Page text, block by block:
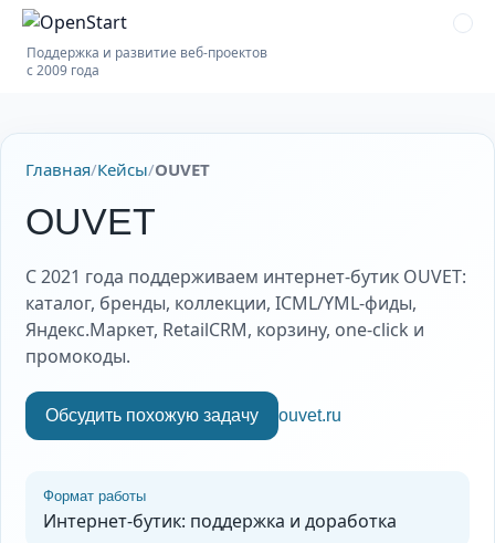
Поддержка и развитие веб-проектов
с 2009 года
Главная/Кейсы/OUVET
OUVET
С 2021 года поддерживаем интернет-бутик OUVET:
каталог, бренды, коллекции, ICML/YML-фиды,
Яндекс.Маркет, RetailCRM, корзину, one-click и
промокоды.
Обсудить похожую задачу ouvet.ru
Формат работы
Интернет-бутик: поддержка и доработка